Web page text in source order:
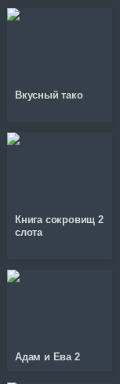
Вкусный тако
Книга сокровищ 2
слота
Адам и Ева 2